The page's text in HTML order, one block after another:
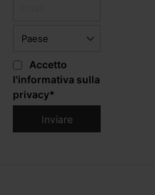
Accetto
l'informativa sulla
privacy*